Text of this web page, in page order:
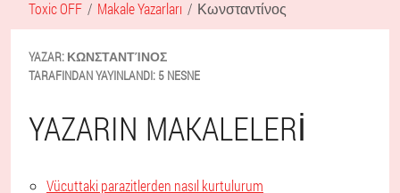
Toxic OFF Makale Yazarları Κωνσταντίνος
YAZAR: ΚΩΝΣΤΑΝΤΊΝΟΣ
TARAFINDAN YAYINLANDI: 5 NESNE
YAZARIN MAKALELERI
Vücuttaki parazitlerden nasıl kurtulurum